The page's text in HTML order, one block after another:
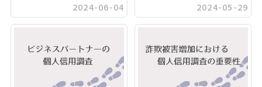
2024-06-04
2024-05-29